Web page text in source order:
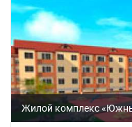
Жилой комплекс